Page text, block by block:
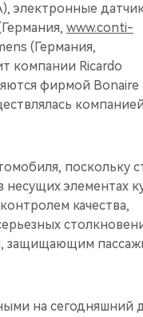
электронные
www.conti-
(Германия,
компании Ricardo
фирмой Bonaire
поскольку
элементах
качества,
защищающим
на сегодняшний